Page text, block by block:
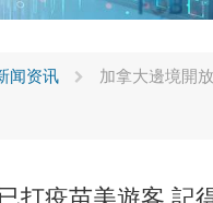
闻资讯 加拿大邊境開
打疫苗美遊客 記